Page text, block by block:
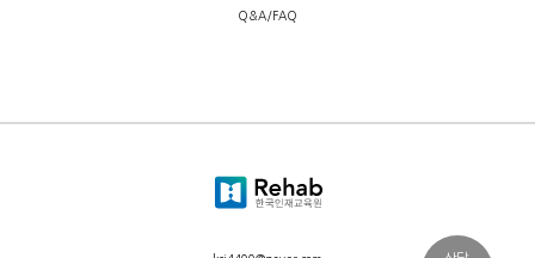
Q&A/FAQ